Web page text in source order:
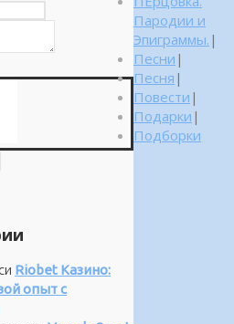
Riobet Казино:
опыт с
Пародии и
Эпиграммы. |
Песни |
Песня |
Повести |
Подарки |
Подборки